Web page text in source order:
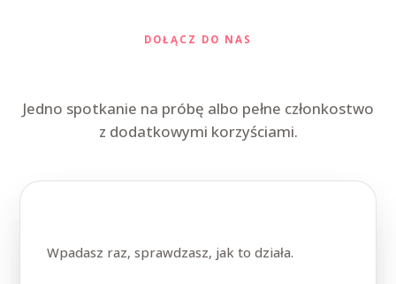
DOŁĄCZ DO NAS
Jedno spotkanie na próbę albo pełne członkostwo
z dodatkowymi korzyściami.
Wpadasz raz, sprawdzasz, jak to działa.